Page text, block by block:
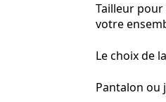
Tailleur
votre
Le choix de
Pantalon ou